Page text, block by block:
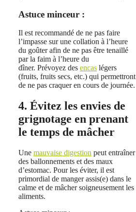
Astuce minceur :
Il est recommandé de ne pas faire
l’impasse sur une collation à l’heure
du goûter afin de ne pas être tenaillé
par la faim à l’heure du
dîner. Prévoyez des encas légers
(fruits, fruits secs, etc.) qui permettront
de ne pas craquer en cours de journée.
4. Évitez les envies de
grignotage en prenant
le temps de mâcher
Une mauvaise digestion peut entraîner
des ballonnements et des maux
d’estomac. Pour les éviter, il est
primordial de manger assis(e) dans le
calme et de mâcher soigneusement les
aliments.